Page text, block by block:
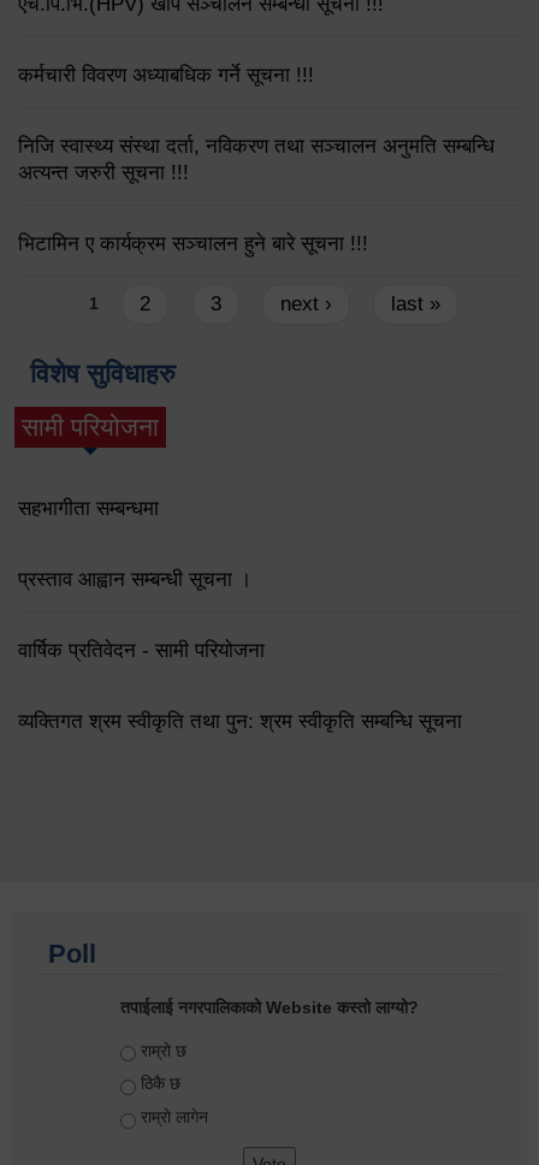
कर्मचारी विवरण अध्याबधिक गर्ने सूचना !!!
निजि स्वास्थ्य संस्था दर्ता, नविकरण तथा सञ्चालन अनुमति सम्बन्धि
अत्यन्त जरुरी सूचना !!!
भिटामिन ए कार्यक्रम सञ्चालन हुने बारे सूचना !!!
Pages
1 2 3 next › last »
विशेष सुविधाहरु
सामी परियोजना
(active tab)
सहभागीता सम्बन्धमा
प्रस्ताव आह्वान सम्बन्धी सूचना ।
वार्षिक प्रतिवेदन - सामी परियोजना
व्यक्तिगत श्रम स्वीकृति तथा पुन: श्रम स्वीकृति सम्बन्धि सूचना
Poll
तपाईलाई नगरपालिकाको Website कस्तो लाग्यो?
Choices
राम्रो छ
ठिकै छ
राम्रो लागेन